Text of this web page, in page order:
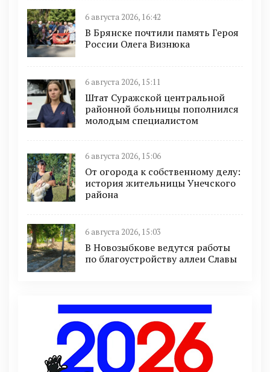
6 августа 2026, 16:42
В Брянске почтили память Героя
России Олега Визнюка
6 августа 2026, 15:11
Штат Суражской центральной
районной больницы пополнился
молодым специалистом
6 августа 2026, 15:06
От огорода к собственному делу:
история жительницы Унечского
района
6 августа 2026, 15:03
В Новозыбкове ведутся работы
по благоустройству аллеи Славы